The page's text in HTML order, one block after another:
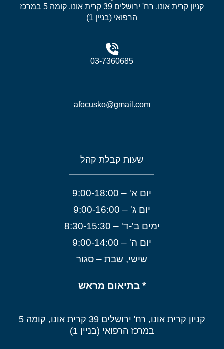
קניון קרית אונו, רח' ירושלים 39 קרית אונו, קומה 5 במרכז
הרפואי (בניין 1)
03-7360685
afocusko@gmail.com
שעות קבלת קהל
יום א' – 9:00-18:00
יום ג' – 9:00-16:00
ימים ב'-ד' – 8:30-15:30
יום ה' – 9:00-14:00
שישי, שבת – סגור
* בתיאום מראש
קניון קרית אונו, רח' ירושלים 39 קרית אונו, קומה 5
במרכז הרפואי (בניין 1)